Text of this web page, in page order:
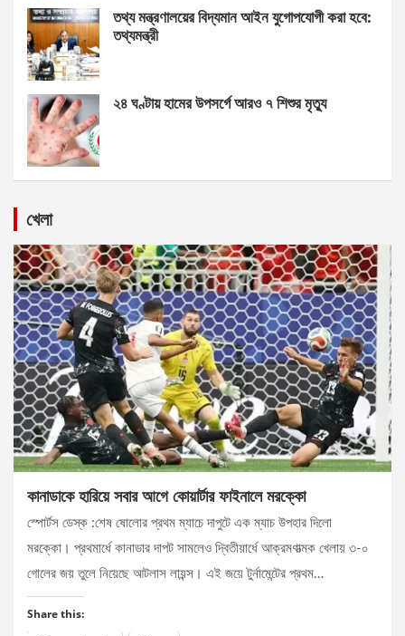
তথ্য মন্ত্রণালয়ের বিদ্যমান আইন যুগোপযোগী করা হবে:
তথ্যমন্ত্রী
২৪ ঘণ্টায় হামের উপসর্গে আরও ৭ শিশুর মৃত্যু
খেলা
কানাডাকে হারিয়ে সবার আগে কোয়ার্টার ফাইনালে মরক্কো
স্পোর্টস ডেস্ক :শেষ ষোলোর প্রথম ম্যাচে দাপুটে এক ম্যাচ উপহার দিলো
মরক্কো। প্রথমার্ধে কানাডার দাপট সামলেও দ্বিতীয়ার্ধে আক্রমণাত্মক খেলায় ৩-০
গোলের জয় তুলে নিয়েছে আটলাস লায়ন্স। এই জয়ে টুর্নামেন্টের প্রথম…
Share this: